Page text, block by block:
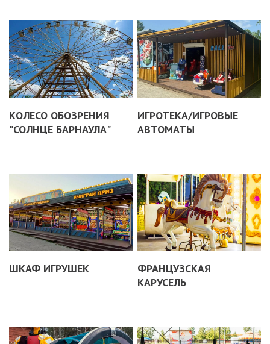
КОЛЕСО ОБОЗРЕНИЯ
"СОЛНЦЕ БАРНАУЛА"
ИГРОТЕКА/ИГРОВЫЕ
АВТОМАТЫ
ШКАФ ИГРУШЕК
ФРАНЦУЗСКАЯ
КАРУСЕЛЬ